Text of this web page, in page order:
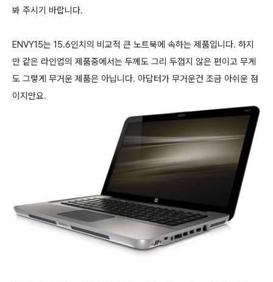
봐 주시기 바랍니다.
ENVY15는 15.6인치의 비교적 큰 노트북에 속하는 제품입니다. 하지
만 같은 라인업의 제품중에서는 두께도 그리 두껍지 않은 편이고 무게
도 그렇게 무거운 제품은 아닙니다. 아답터가 무거운건 조금 아쉬운 점
이지만요.